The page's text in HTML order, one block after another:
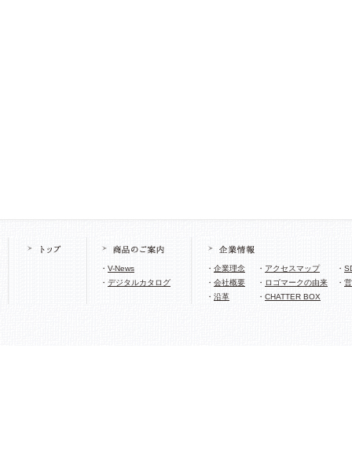
・ V-News
・ デジタルカタログ
・ 企業理念
・ 会社概要
・ 沿革
・ アクセスマップ
・ ロゴマークの由来
・ CHATTER BOX
・
・